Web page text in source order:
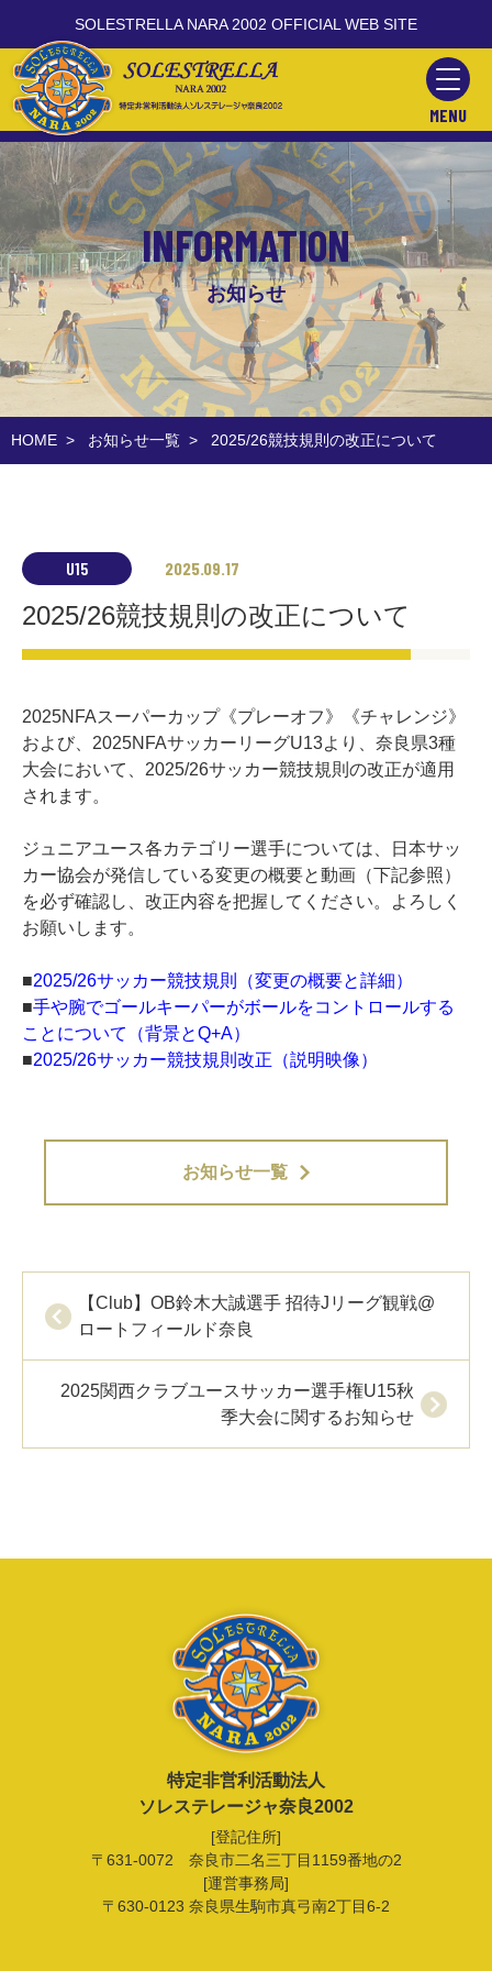
SOLESTRELLA NARA 2002 OFFICIAL WEB SITE
MENU
INFORMATION
お知らせ
HOME > お知らせ一覧 > 2025/26競技規則の改正について
U15 2025.09.17
2025/26競技規則の改正について
2025NFAスーパーカップ《プレーオフ》《チャレンジ》
および、2025NFAサッカーリーグU13より、奈良県3種
大会において、2025/26サッカー競技規則の改正が適用
されます。
ジュニアユース各カテゴリー選手については、日本サッ
カー協会が発信している変更の概要と動画（下記参照）
を必ず確認し、改正内容を把握してください。よろしく
お願いします。
■2025/26サッカー競技規則（変更の概要と詳細）
■手や腕でゴールキーパーがボールをコントロールする
ことについて（背景とQ+A）
■2025/26サッカー競技規則改正（説明映像）
お知らせ一覧
【Club】OB鈴木大誠選手 招待Jリーグ観戦@
ロートフィールド奈良
2025関西クラブユースサッカー選手権U15秋
季大会に関するお知らせ
特定非営利活動法人
ソレステレージャ奈良2002
[登記住所]
〒631-0072 奈良市二名三丁目1159番地の2
[運営事務局]
〒630-0123 奈良県生駒市真弓南2丁目6-2